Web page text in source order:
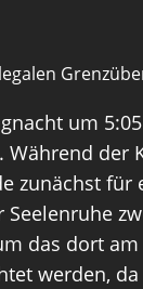
um
zunächst
das dort
werden,